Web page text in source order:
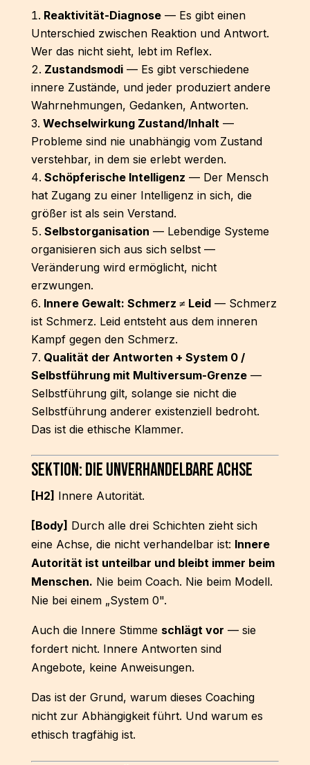
Reaktivität-Diagnose — Es gibt einen
Unterschied zwischen Reaktion und Antwort.
Wer das nicht sieht, lebt im Reflex.
Zustandsmodi — Es gibt verschiedene
innere Zustände, und jeder produziert andere
Wahrnehmungen, Gedanken, Antworten.
Wechselwirkung Zustand/Inhalt —
Probleme sind nie unabhängig vom Zustand
verstehbar, in dem sie erlebt werden.
Schöpferische Intelligenz — Der Mensch
hat Zugang zu einer Intelligenz in sich, die
größer ist als sein Verstand.
Selbstorganisation — Lebendige Systeme
organisieren sich aus sich selbst —
Veränderung wird ermöglicht, nicht
erzwungen.
Innere Gewalt: Schmerz ≠ Leid — Schmerz
ist Schmerz. Leid entsteht aus dem inneren
Kampf gegen den Schmerz.
Qualität der Antworten + System 0 /
Selbstführung mit Multiversum-Grenze —
Selbstführung gilt, solange sie nicht die
Selbstführung anderer existenziell bedroht.
Das ist die ethische Klammer.
Sektion: Die unverhandelbare Achse
[H2] Innere Autorität.
[Body] Durch alle drei Schichten zieht sich
eine Achse, die nicht verhandelbar ist: Innere
Autorität ist unteilbar und bleibt immer beim
Menschen. Nie beim Coach. Nie beim Modell.
Nie bei einem „System 0".
Auch die Innere Stimme schlägt vor — sie
fordert nicht. Innere Antworten sind
Angebote, keine Anweisungen.
Das ist der Grund, warum dieses Coaching
nicht zur Abhängigkeit führt. Und warum es
ethisch tragfähig ist.